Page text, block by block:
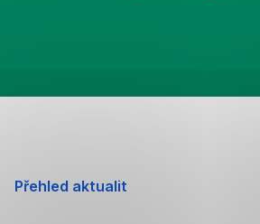
Přehled aktualit